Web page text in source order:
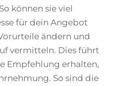
können sie viel
für dein Angebot
ändern und
vermitteln. Dies führt
Empfehlung erhalten,
So sind die